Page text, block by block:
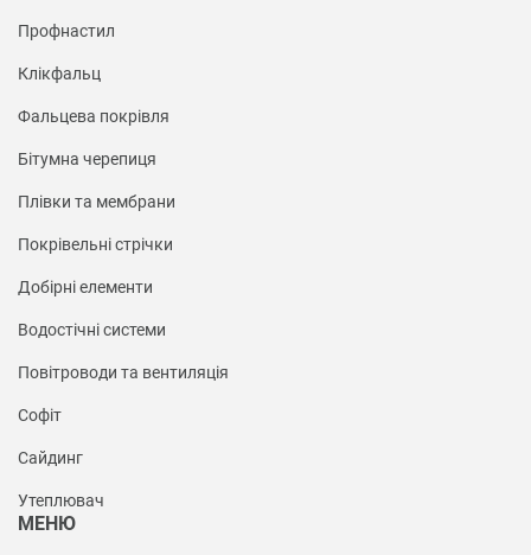
Профнастил
Клікфальц
Фальцева покрівля
Бітумна черепиця
Плівки та мембрани
Покрівельні стрічки
Добірні елементи
Водостічні системи
Повітроводи та вентиляція
Софіт
Сайдинг
Утеплювач
МЕНЮ